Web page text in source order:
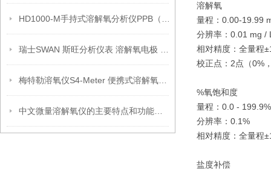
溶解氧
量程：0.00-19.99
分辨率：0.01 mg /
相对精度：全量程
校正点：2点（0%
%氧饱和度
量程：0.0 - 199.9%
分辨率：0.1%
相对精度：全量程
盐度补偿